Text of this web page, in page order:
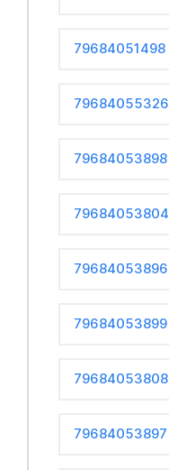
79684051498
79684055326
79684053898
79684053804
79684053896
79684053899
79684053808
79684053897